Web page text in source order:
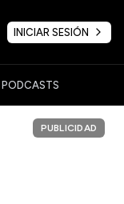
INICIAR SESIÓN
PODCASTS
PUBLICIDAD